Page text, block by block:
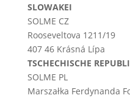
SLOWAKEI
SOLME CZ
Rooseveltova 1211/19
407 46 Krásná Lípa
TSCHECHISCHE
SOLME PL
Marszałka Ferdynanda